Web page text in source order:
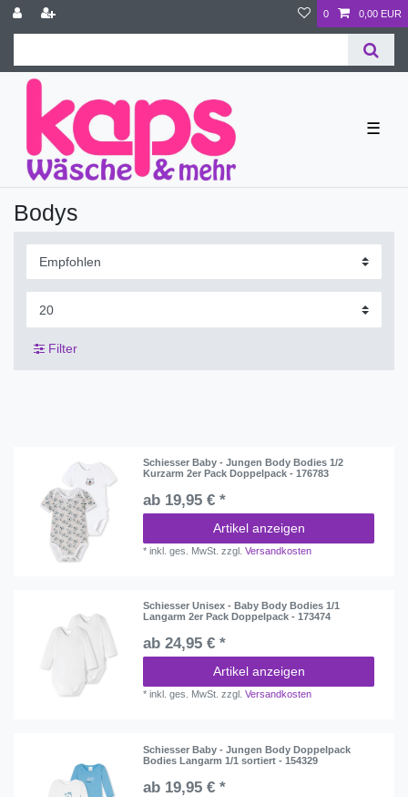
0 0,00 EUR
☰
Bodys
Filter
Schiesser Baby - Jungen Body Bodies 1/2
Kurzarm 2er Pack Doppelpack - 176783
ab 19,95 € *
Artikel anzeigen
*inkl. ges. MwSt. zzgl.Versandkosten
Schiesser Unisex - Baby Body Bodies 1/1
Langarm 2er Pack Doppelpack - 173474
ab 24,95 € *
Artikel anzeigen
*inkl. ges. MwSt. zzgl.Versandkosten
Schiesser Baby - Jungen Body Doppelpack
Bodies Langarm 1/1 sortiert - 154329
ab 19,95 € *